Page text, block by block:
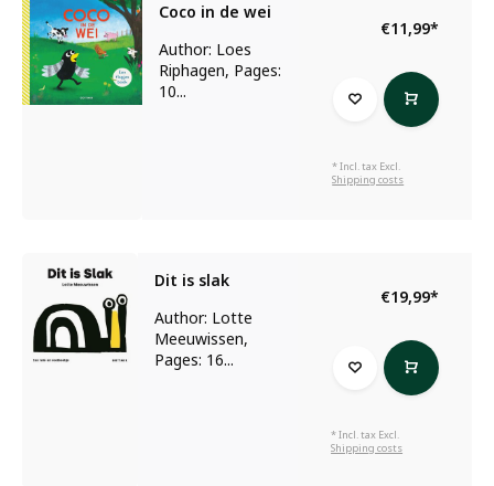
Coco in de wei
Author: Loes
Riphagen, Pages:
10...
€11,99*
* Incl. tax Excl.
Shipping costs
Dit is slak
Author: Lotte
Meeuwissen,
Pages: 16...
€19,99*
* Incl. tax Excl.
Shipping costs